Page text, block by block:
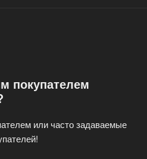
покупателем
или часто задаваемые